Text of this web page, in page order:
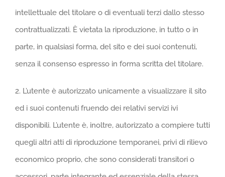
intellettuale del titolare o di eventuali terzi dallo stesso
contrattualizzati. È vietata la riproduzione, in tutto o in
parte, in qualsiasi forma, del sito e dei suoi contenuti,
senza il consenso espresso in forma scritta del titolare.
2. L’utente è autorizzato unicamente a visualizzare il sito
ed i suoi contenuti fruendo dei relativi servizi ivi
disponibili. L’utente è, inoltre, autorizzato a compiere tutti
quegli altri atti di riproduzione temporanei, privi di rilievo
economico proprio, che sono considerati transitori o